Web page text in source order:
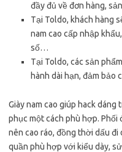
đầy đủ về đơn hàng,
Tại Toldo, khách hàng
nam cao cấp nhập
số…
Tại Toldo, các sản
hành dài hạn, đảm bảo
Giày nam cao giúp hack
phục một cách phù hợp.
nên cao ráo, đồng thời dấu đi
quần phù hợp với kiểu dày,